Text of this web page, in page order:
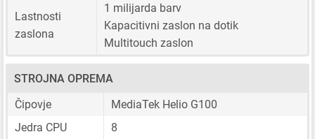
Lastnosti
zaslona
1 milijarda barv
Kapacitivni zaslon na dotik
Multitouch zaslon
STROJNA OPREMA
Čipovje
MediaTek Helio G100
Jedra CPU
8